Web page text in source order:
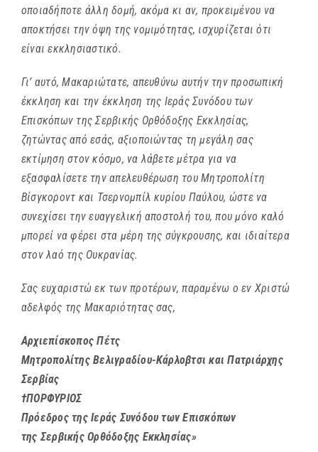
οποιαδήποτε άλλη δομή, ακόμα κι αν, προκειμένου να
αποκτήσει την όψη της νομιμότητας, ισχυρίζεται ότι
είναι εκκλησιαστικό.
Γι’ αυτό, Μακαριώτατε, απευθύνω αυτήν την προσωπική
έκκληση και την έκκληση της Ιεράς Συνόδου των
Επισκόπων της Σερβικής Ορθόδοξης Εκκλησίας,
ζητώντας από εσάς, αξιοποιώντας τη μεγάλη σας
εκτίμηση στον κόσμο, να λάβετε μέτρα για να
εξασφαλίσετε την απελευθέρωση του Μητροπολίτη
Βίσγκοροντ και Τσερνομπίλ κυρίου Παύλου, ώστε να
συνεχίσει την ευαγγελική αποστολή του, που μόνο καλό
μπορεί να φέρει στα μέρη της σύγκρουσης, και ιδιαίτερα
στον λαό της Ουκρανίας.
Σας ευχαριστώ εκ των προτέρων, παραμένω ο εν Χριστώ
αδελφός της Μακαριότητας σας,
Αρχιεπίσκοπος Πέτς
Μητροπολίτης Βελιγραδίου-Κάρλοβτσι και Πατριάρχης
Σερβίας
†ΠΟΡΦΥΡΙΟΣ
Πρόεδρος της Ιεράς Συνόδου των Επισκόπων
της Σερβικής Ορθόδοξης Εκκλησίας»